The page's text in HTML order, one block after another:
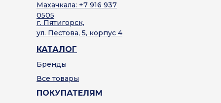
ПОКУПАТЕЛЯМ
КАТАЛОГ
Бренды
Все товары
Махачкала: +7 916 937
0505
г. Пятигорск,
ул. Пестова, 5, корпус 4